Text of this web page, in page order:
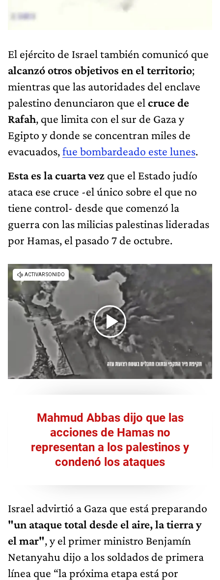
El ejército de Israel también comunicó que
alcanzó otros objetivos en el territorio;
mientras que las autoridades del enclave
palestino denunciaron que el cruce de
Rafah, que limita con el sur de Gaza y
Egipto y donde se concentran miles de
evacuados,fue bombardeado este lunes.
Esta es la cuarta vez que el Estado judío
ataca ese cruce -el único sobre el que no
tiene control- desde que comenzó la
guerra con las milicias palestinas lideradas
por Hamas, el pasado 7 de octubre.
Mahmud Abbas dijo que las
acciones de Hamas no
representan a los palestinos y
condenó los ataques
Israel advirtió a Gaza que está preparando
"un ataque total desde el aire, la tierra y
el mar", y el primer ministro Benjamín
Netanyahu dijo a los soldados de primera
línea que “la próxima etapa está por